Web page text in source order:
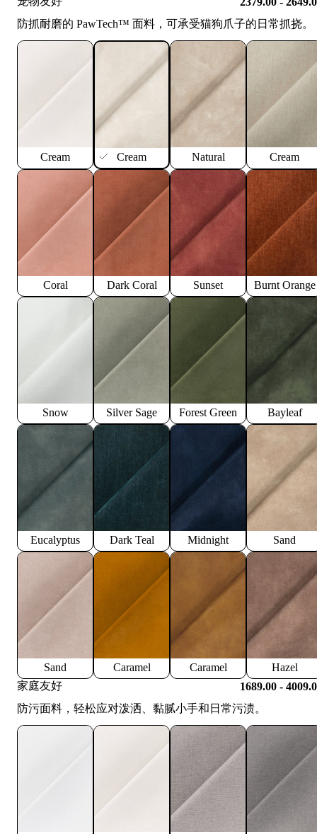
防抓耐磨的 PawTech™️ 面料，可承受猫狗爪子的日常抓挠。
Cream Cream Natural Cream
Coral Dark Coral Sunset Burnt Orange
Snow Silver Sage Forest Green Bayleaf
Eucalyptus Dark Teal Midnight Sand
Sand Caramel Caramel
Hazel
家庭友好
1689.00 -
防污面料，轻松应对泼洒、黏腻小手和日常污渍。